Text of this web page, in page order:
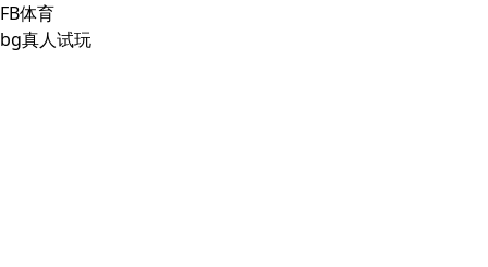
FB体育
bg真人试玩